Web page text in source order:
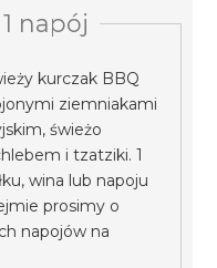
napój
kurczak BBQ
ziemniakami
świeżo
i tzatziki. 1
wina lub napoju
prosimy o
napojów na